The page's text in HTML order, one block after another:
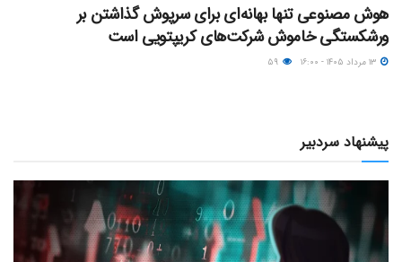
هوش مصنوعی تنها بهانه‌ای برای سرپوش گذاشتن بر
ورشکستگی خاموش شرکت‌های کریپتویی است
پیشنهاد سردبیر